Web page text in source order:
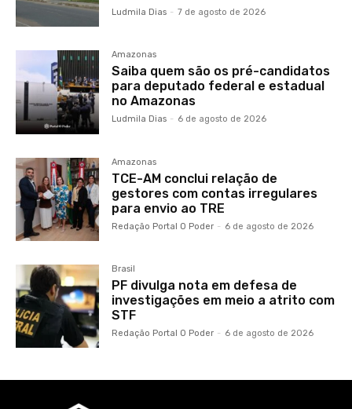
Ludmila Dias - 7 de agosto de 2026
Amazonas
Saiba quem são os pré-candidatos
para deputado federal e estadual
no Amazonas
Ludmila Dias - 6 de agosto de 2026
Amazonas
TCE-AM conclui relação de
gestores com contas irregulares
para envio ao TRE
Redação Portal O Poder - 6 de agosto de 2026
Brasil
PF divulga nota em defesa de
investigações em meio a atrito com
STF
Redação Portal O Poder - 6 de agosto de 2026